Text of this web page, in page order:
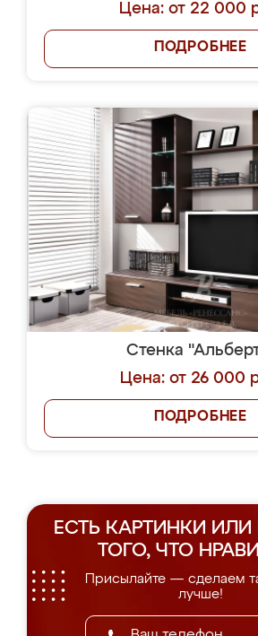
Цена: от 22 000
ПОДРОБНЕЕ
Стенка
Цена: от 26 000
ПОДРОБНЕЕ
ЕСТЬ КАРТИНКИ ИЛИ
ТОГО, ЧТО
Присылайте — сделаем
лучше!